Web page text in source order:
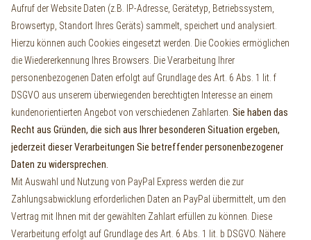
Aufruf der Website Daten (z.B. IP-Adresse, Gerätetyp, Betriebssystem,
Browsertyp, Standort Ihres Geräts) sammelt, speichert und analysiert.
Hierzu können auch Cookies eingesetzt werden. Die Cookies ermöglichen
die Wiedererkennung Ihres Browsers. Die Verarbeitung Ihrer
personenbezogenen Daten erfolgt auf Grundlage des Art. 6 Abs. 1 lit. f
DSGVO aus unserem überwiegenden berechtigten Interesse an einem
kundenorientierten Angebot von verschiedenen Zahlarten. Sie haben das
Recht aus Gründen, die sich aus Ihrer besonderen Situation ergeben,
jederzeit dieser Verarbeitungen Sie betreffender personenbezogener
Daten zu widersprechen.
Mit Auswahl und Nutzung von PayPal Express werden die zur
Zahlungsabwicklung erforderlichen Daten an PayPal übermittelt, um den
Vertrag mit Ihnen mit der gewählten Zahlart erfüllen zu können. Diese
Verarbeitung erfolgt auf Grundlage des Art. 6 Abs. 1 lit. b DSGVO. Nähere